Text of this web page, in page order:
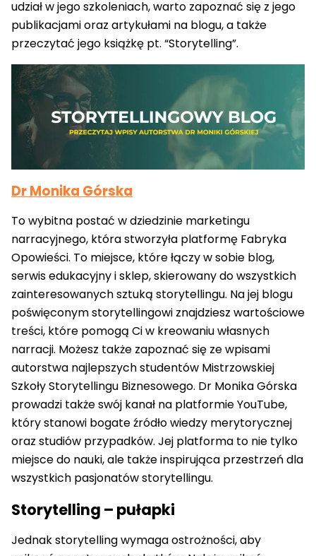
udział w jego szkoleniach, warto zapoznać się z jego
publikacjami oraz artykułami na blogu, a także
przeczytać jego książkę pt. “Storytelling”.
Dr Monika Górska
To wybitna postać w dziedzinie marketingu
narracyjnego, która stworzyła platformę Fabryka
Opowieści. To miejsce, które łączy w sobie blog,
serwis edukacyjny i sklep, skierowany do wszystkich
zainteresowanych sztuką storytellingu. Na jej blogu
poświęconym storytellingowi znajdziesz wartościowe
treści, które pomogą Ci w kreowaniu własnych
narracji. Możesz także zapoznać się ze wpisami
autorstwa najlepszych studentów Mistrzowskiej
Szkoły Storytellingu Biznesowego. Dr Monika Górska
prowadzi także swój kanał na platformie YouTube,
który stanowi bogate źródło wiedzy merytorycznej
oraz studiów przypadków. Jej platforma to nie tylko
miejsce do nauki, ale także inspirująca przestrzeń dla
wszystkich pasjonatów storytellingu.
Storytelling – pułapki
Jednak storytelling wymaga ostrożności, aby